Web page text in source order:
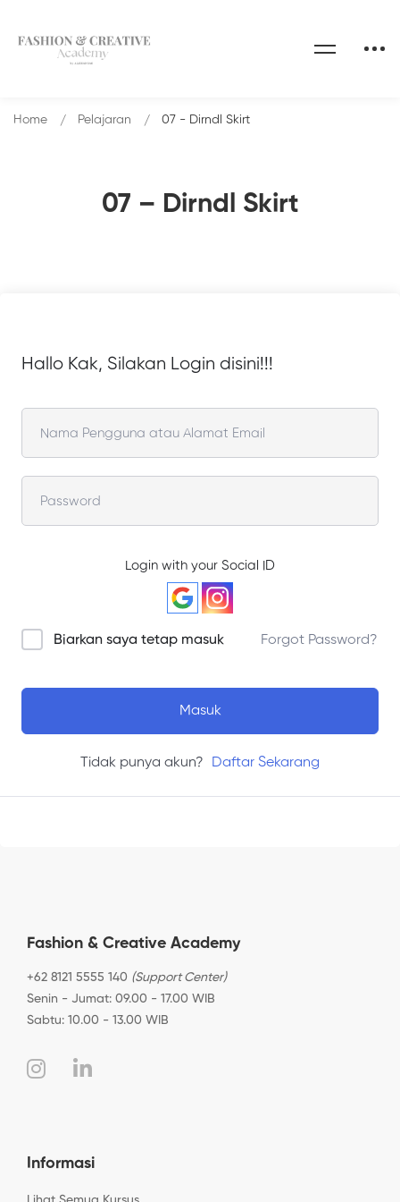
07 – Dirndl Skirt
Home Pelajaran 07 - Dirndl Skirt
Hallo Kak, Silakan Login disini!!!
Login with your Social ID
Biarkan saya tetap masuk Forgot Password?
Masuk
Tidak punya akun? Daftar Sekarang
Fashion & Creative Academy
+62 8121 5555 140 (Support Center)
Senin - Jumat: 09.00 - 17.00 WIB
Sabtu: 10.00 - 13.00 WIB
Informasi